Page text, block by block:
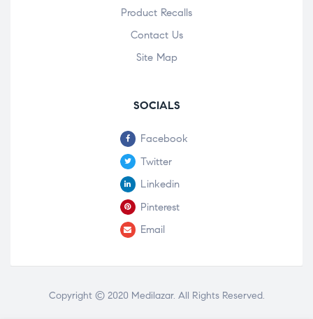
Product Recalls
Contact Us
Site Map
SOCIALS
Facebook
Twitter
Linkedin
Pinterest
Email
Copyright © 2020 Medilazar. All Rights Reserved.